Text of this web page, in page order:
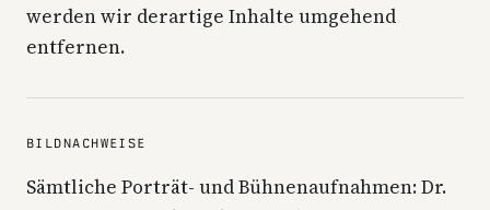
werden wir derartige Inhalte umgehend
entfernen.
BILDNACHWEISE
Sämtliche Porträt- und Bühnenaufnahmen: Dr.